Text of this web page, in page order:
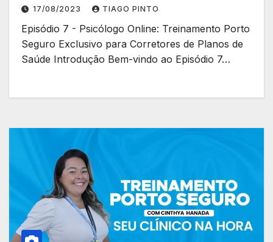
17/08/2023 TIAGO PINTO
Episódio 7 - Psicólogo Online: Treinamento Porto
Seguro Exclusivo para Corretores de Planos de
Saúde Introdução Bem-vindo ao Episódio 7…